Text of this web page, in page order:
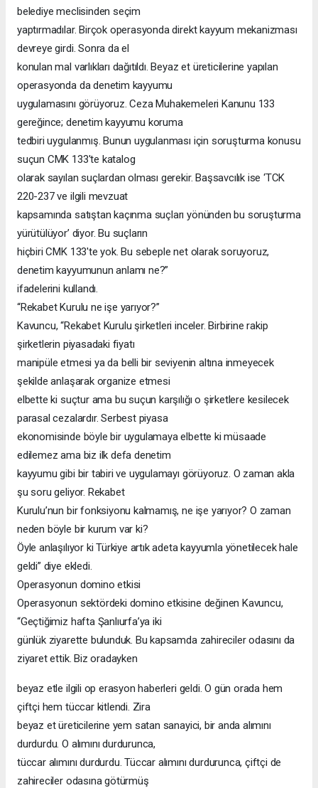
belediye meclisinden seçim
yaptırmadılar. Birçok operasyonda direkt kayyum mekanizması
devreye girdi. Sonra da el
konulan mal varlıkları dağıtıldı. Beyaz et üreticilerine yapılan
operasyonda da denetim kayyumu
uygulamasını görüyoruz. Ceza Muhakemeleri Kanunu 133
gereğince; denetim kayyumu koruma
tedbiri uygulanmış. Bunun uygulanması için soruşturma konusu
suçun CMK 133'te katalog
olarak sayılan suçlardan olması gerekir. Başsavcılık ise ‘TCK
220-237 ve ilgili mevzuat
kapsamında satıştan kaçınma suçları yönünden bu soruşturma
yürütülüyor’ diyor. Bu suçların
hiçbiri CMK 133'te yok. Bu sebeple net olarak soruyoruz,
denetim kayyumunun anlamı ne?”
ifadelerini kullandı.
“Rekabet Kurulu ne işe yarıyor?”
Kavuncu, “Rekabet Kurulu şirketleri inceler. Birbirine rakip
şirketlerin piyasadaki fiyatı
manipüle etmesi ya da belli bir seviyenin altına inmeyecek
şekilde anlaşarak organize etmesi
elbette ki suçtur ama bu suçun karşılığı o şirketlere kesilecek
parasal cezalardır. Serbest piyasa
ekonomisinde böyle bir uygulamaya elbette ki müsaade
edilemez ama biz ilk defa denetim
kayyumu gibi bir tabiri ve uygulamayı görüyoruz. O zaman akla
şu soru geliyor. Rekabet
Kurulu’nun bir fonksiyonu kalmamış, ne işe yarıyor? O zaman
neden böyle bir kurum var ki?
Öyle anlaşılıyor ki Türkiye artık adeta kayyumla yönetilecek hale
geldi” diye ekledi.
Operasyonun domino etkisi
Operasyonun sektördeki domino etkisine değinen Kavuncu,
“Geçtiğimiz hafta Şanlıurfa’ya iki
günlük ziyarette bulunduk. Bu kapsamda zahireciler odasını da
ziyaret ettik. Biz oradayken
beyaz etle ilgili op erasyon haberleri geldi. O gün orada hem
çiftçi hem tüccar kitlendi. Zira
beyaz et üreticilerine yem satan sanayici, bir anda alımını
durdurdu. O alımını durdurunca,
tüccar alımını durdurdu. Tüccar alımını durdurunca, çiftçi de
zahireciler odasına götürmüş